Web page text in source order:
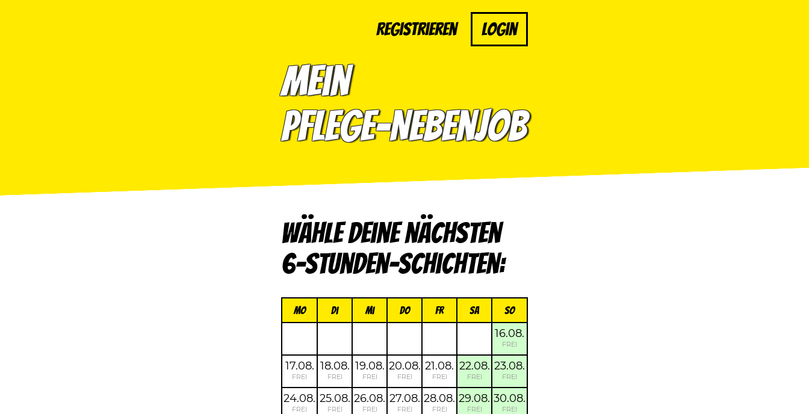
Registrieren Login
Mein
Pflege-Nebenjob
Wähle deine nächsten
6-Stunden-Schichten:
Mo Di Mi Do FR Sa So
16.08.
FREI
17.08.
FREI
18.08.
FREI
19.08.
FREI
20.08.
FREI
21.08.
FREI
22.08.
FREI
23.08.
FREI
24.08.
FREI
25.08.
FREI
26.08.
FREI
27.08.
FREI
28.08.
FREI
29.08.
FREI
30.08.
FREI